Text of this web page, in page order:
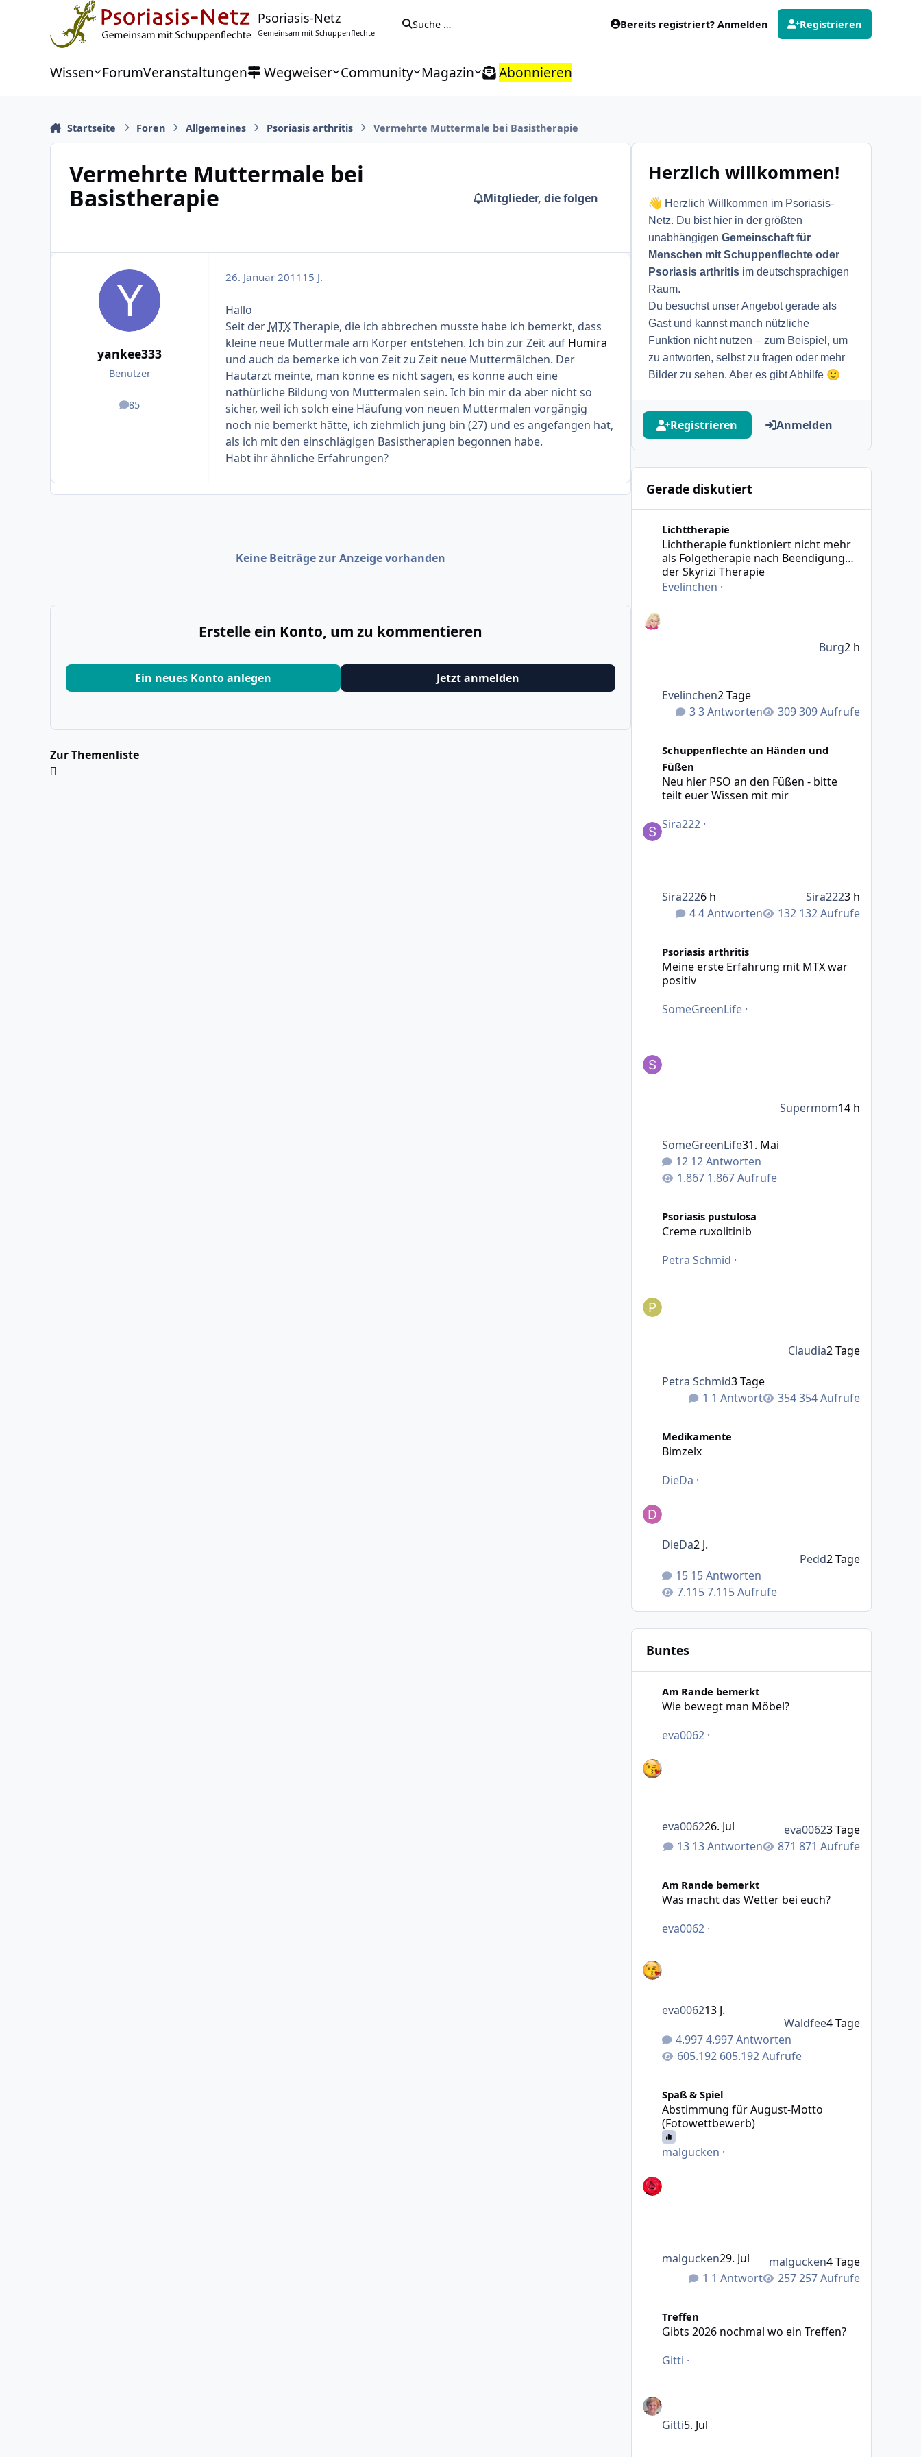
Zu Inhalt springen
Psoriasis-Netz
Gemeinsam mit Schuppenflechte
Suche … Bereits registriert? Anmelden Registrieren
Wissen ForumVeranstaltungen Wegweiser Community Magazin Abonnieren
Startseite Foren Allgemeines Psoriasis arthritis Vermehrte Muttermale bei Basistherapie
Vermehrte Muttermale bei
Basistherapie
Mitglieder, die folgen
yankee333
Benutzer
85
Beiträge
26. Januar 2011 15 J.
Hallo
Seit derMTXTherapie, die ich abbrechen musste habe ich bemerkt, dass
kleine neue Muttermale am Körper entstehen. Ich bin zur Zeit auf Humira
und auch da bemerke ich von Zeit zu Zeit neue Muttermälchen. Der
Hautarzt meinte, man könne es nicht sagen, es könne auch eine
nathürliche Bildung von Muttermalen sein. Ich bin mir da aber nicht so
sicher, weil ich solch eine Häufung von neuen Muttermalen vorgängig
noch nie bemerkt hätte, ich ziehmlich jung bin (27) und es angefangen hat,
als ich mit den einschlägigen Basistherapien begonnen habe.
Habt ihr ähnliche Erfahrungen?
Keine Beiträge zur Anzeige vorhanden
Erstelle ein Konto, um zu kommentieren
Ein neues Konto anlegen Jetzt anmelden
Zur Themenliste
Herzlich willkommen!
👋 Herzlich Willkommen im Psoriasis-
Netz. Du bist hier in der größten
unabhängigenGemeinschaft für
Menschen mit Schuppenflechte oder
Psoriasis arthritis im deutschsprachigen
Raum.
Du besuchst unser Angebot gerade als
Gast und kannst manch nützliche
Funktion nicht nutzen – zum Beispiel, um
zu antworten, selbst zu fragen oder mehr
Bilder zu sehen. Aber es gibt Abhilfe 🙂
Registrieren Anmelden
Gerade diskutiert
Lichttherapie
Lichtherapie funktioniert nicht mehr
als Folgetherapie nach Beendigung
der Skyrizi Therapie
Evelinchen ·
3 Antworten 309 Aufrufe
Evelinchen2 Tage
Burg2 h
Schuppenflechte an Händen und
Füßen
Neu hier PSO an den Füßen - bitte
teilt euer Wissen mit mir
Sira222 ·
4 Antworten 132 Aufrufe
Sira2226 h Sira2223 h
Psoriasis arthritis
Meine erste Erfahrung mit MTX war
positiv
SomeGreenLife ·
12 Antworten
1.867 Aufrufe
SomeGreenLife31. Mai
Supermom14 h
Psoriasis pustulosa
Creme ruxolitinib
Petra Schmid ·
1 Antwort 354 Aufrufe
Petra Schmid3 Tage
Claudia2 Tage
Medikamente
Bimzelx
DieDa ·
15 Antworten
7.115 Aufrufe
DieDa2 J.
Pedd2 Tage
Buntes
Am Rande bemerkt
Wie bewegt man Möbel?
eva0062 ·
13 Antworten 871 Aufrufe
eva006226. Jul eva00623 Tage
Am Rande bemerkt
Was macht das Wetter bei euch?
eva0062 ·
4.997 Antworten
605.192 Aufrufe
eva006213 J.
Waldfee4 Tage
Spaß & Spiel
Abstimmung für August-Motto
(Fotowettbewerb)
malgucken ·
1 Antwort 257 Aufrufe
malgucken29. Jul malgucken4 Tage
Treffen
Gibts 2026 nochmal wo ein Treffen?
Gitti ·
Gitti5. Jul